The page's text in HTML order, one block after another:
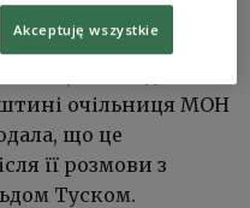
2026 року
мобільних
очільниця МОН
що це
її розмови з
Туском.
Akceptuję wszystkie